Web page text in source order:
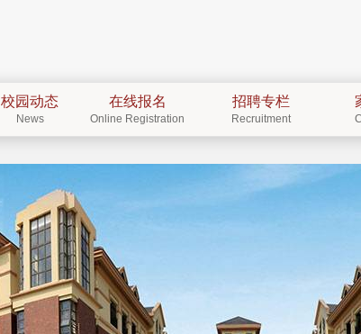
校园动态
News
在线报名
Online Registration
招聘专栏
Recruitment